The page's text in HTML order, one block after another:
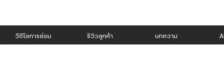
วีดีโอการซ่อม รีวิวลูกค้า บทความ